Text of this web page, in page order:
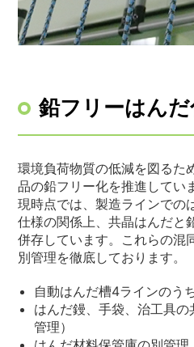
鉛フリーはん
環境負荷物質の低減を図るた
品の鉛フリー化を推進してい
現時点では、製造ラインでの
仕様の関係上、共晶はんだと
併存しています。これらの混
別管理を徹底しております。
自動はんだ槽4ラインのう
はんだ鏝、手袋、治工具
管理）